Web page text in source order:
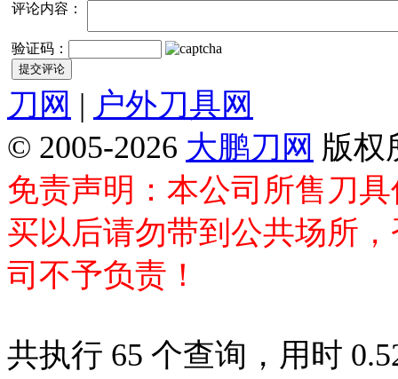
评论内容：
验证码：
刀网 | 户外刀具网
© 2005-2026 大鹏刀网 版权
免责声明：本公司所售刀
买以后请勿带到公共场所
司不予负责！
共执行 65 个查询，用时